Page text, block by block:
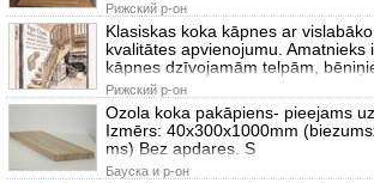
Рижский р-он
Klasiskas koka kāpnes ar
kvalitātes apvienojumu. Amatnieks
kāpnes dzīvojamām telpām,
Рижский р-он
Ozola koka pakāpiens- pieejams
Izmērs: 40x300x1000mm
ms) Bez apdares. S
Бауска и р-он